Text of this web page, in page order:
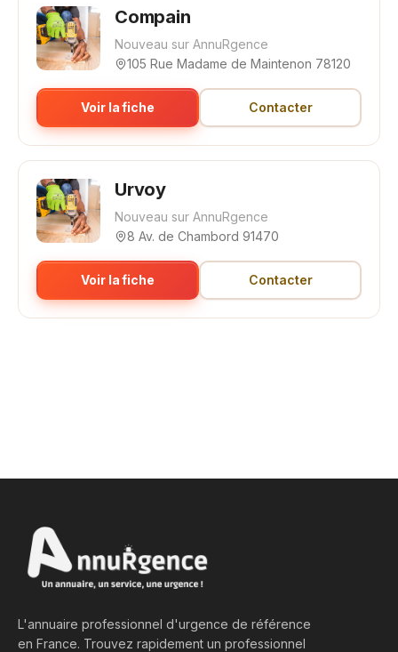
Compain
Nouveau sur AnnuRgence
105 Rue Madame de Maintenon 78120
Voir la fiche Contacter
Urvoy
Nouveau sur AnnuRgence
8 Av. de Chambord 91470
Voir la fiche Contacter
L'annuaire professionnel d'urgence de référence
en France. Trouvez rapidement un professionnel